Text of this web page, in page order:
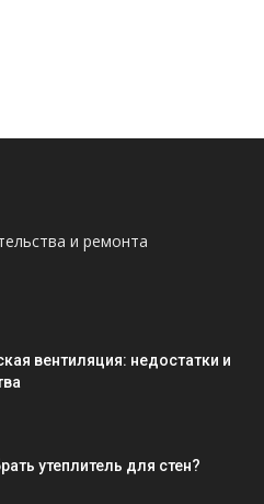
и ремонта
вентиляция: недостатки и
утеплитель для стен?